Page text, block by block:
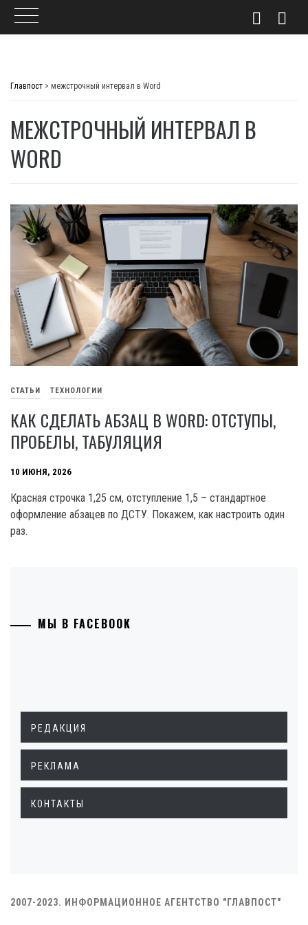
Главпост > межстрочный интервал в Word
МЕЖСТРОЧНЫЙ ИНТЕРВАЛ В
WORD
СТАТЬИ ТЕХНОЛОГИИ
КАК СДЕЛАТЬ АБЗАЦ В WORD: ОТСТУПЫ,
ПРОБЕЛЫ, ТАБУЛЯЦИЯ
10 ИЮНЯ, 2026
Красная строчка 1,25 см, отступление 1,5 – стандартное
оформление абзацев по ДСТУ. Покажем, как настроить один
раз.
МЫ В FACEBOOK
РЕДАКЦИЯ
РЕКЛАМА
КОНТАКТЫ
2007-2023. ИНФОРМАЦИОННОЕ АГЕНТСТВО "ГЛАВПОСТ"